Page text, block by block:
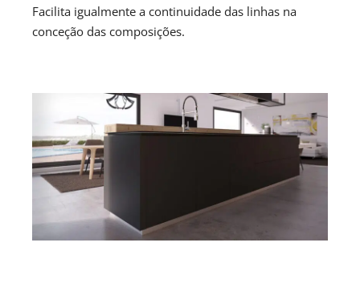
Facilita igualmente a continuidade das linhas na
conceção das composições.